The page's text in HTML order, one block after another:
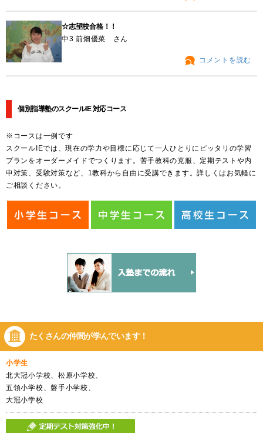
☆志望校合格！！
中3 前畑優菜 さん
コメントを読む
個別指導塾のスクールIE 対応コース
※コースは一例です
スクールIEでは、現在の学力や目標に応じて一人ひとりにピッタリの学習
プランをオーダーメイドでつくります。苦手教科の克服、定期テストや内
申対策、受験対策など、1教科から自由に受講できます。詳しくはお気軽に
ご相談ください。
たくさんの仲間が学んでいます！
小学生
北大冠小学校、松原小学校、
五領小学校、磐手小学校、
大冠小学校